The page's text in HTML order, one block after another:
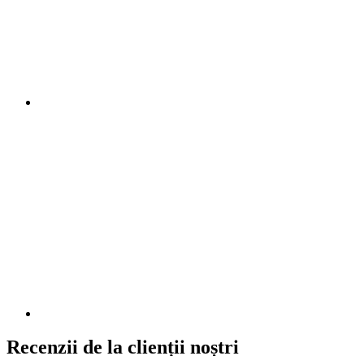
Recenzii de la clienții noștri